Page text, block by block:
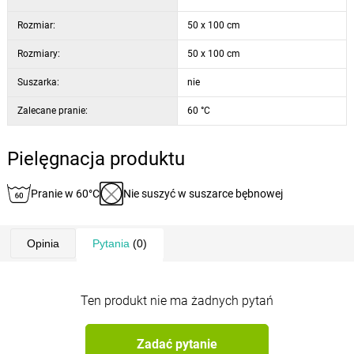
Rozmiar: 50 x 100 cm
Rozmiary: 50 x 100 cm
Suszarka: nie
Zalecane pranie: 60 °C
Pielęgnacja produktu
Pranie w 60°C Nie suszyć w suszarce bębnowej
Opinia Pytania (0)
Ten produkt nie ma żadnych pytań
Zadać pytanie